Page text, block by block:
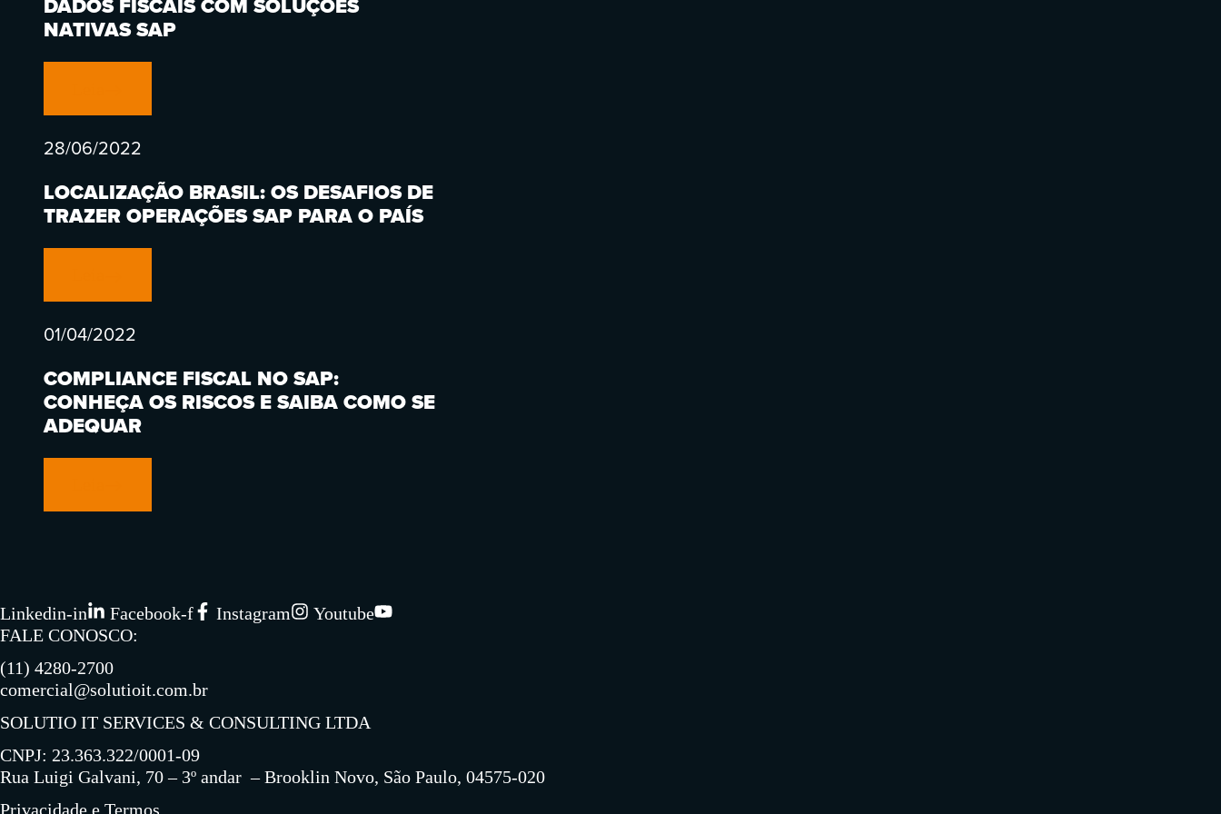
DADOS FISCAIS COM SOLUÇÕES
NATIVAS SAP
28/06/2022
LOCALIZAÇÃO BRASIL: OS DESAFIOS DE
TRAZER OPERAÇÕES SAP PARA O PAÍS
01/04/2022
COMPLIANCE FISCAL NO SAP:
CONHEÇA OS RISCOS E SAIBA COMO SE
ADEQUAR
Linkedin-in Facebook-f Instagram
Youtube
FALE CONOSCO:​
(11) 4280-2700
comercial@solutioit.com.br
SOLUTIO IT SERVICES & CONSULTING LTDA
CNPJ: 23.363.322/0001-09
Rua Luigi Galvani, 70 – 3º andar – Brooklin Novo, São Paulo, 04575-020
Privacidade e Termos